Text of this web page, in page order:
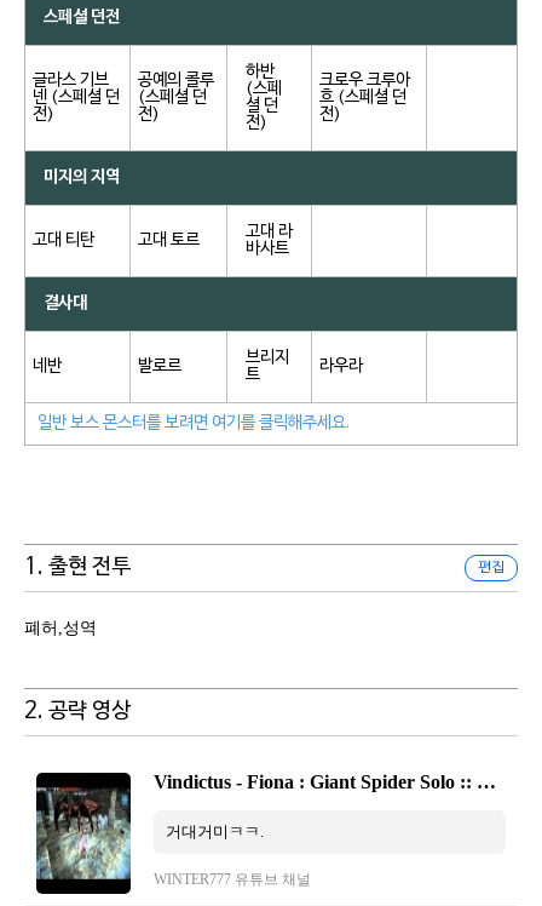
스페셜 던전
글라스 기브
넨 (스페셜 던
전)
공예의 콜루
(스페셜 던
전)
하반
(스페
셜 던
전)
크로우 크루아
흐 (스페셜 던
전)
미지의 지역
고대 티탄 고대 토르
고대 라
바사트
결사대
네반 발로르
브리지
트
라우라
일반 보스 몬스터를 보려면 여기를 클릭해주세요.
1. 출현 전투 편집
폐허,성역
2. 공략 영상
Vindictus - Fiona : Giant Spider Solo :: 마비노기 영웅전 - 피오나 : 거대 거미 솔플
거대거미ㅋㅋ.
WINTER777 유튜브 채널